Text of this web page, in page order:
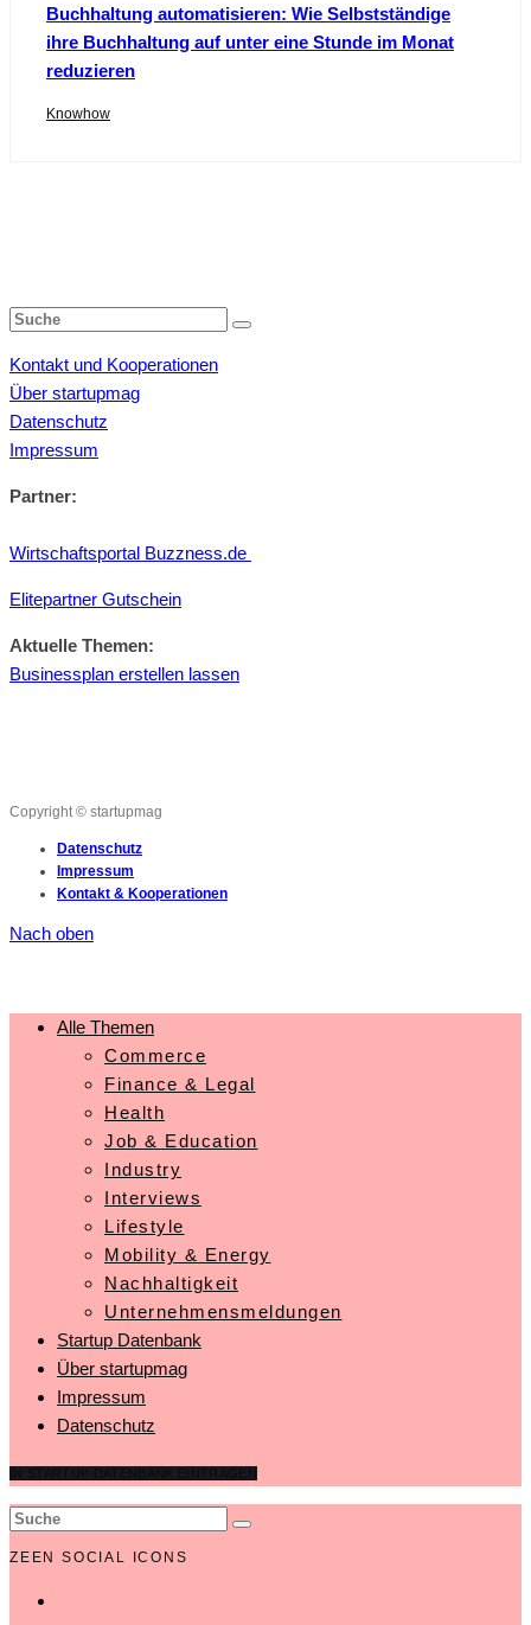
Buchhaltung automatisieren: Wie Selbstständige
ihre Buchhaltung auf unter eine Stunde im Monat
reduzieren
Knowhow
Kontakt und Kooperationen
Über startupmag
Datenschutz
Impressum
Partner:
Wirtschaftsportal Buzzness.de
Elitepartner Gutschein
Aktuelle Themen:
Businessplan erstellen lassen
Copyright © startupmag
Datenschutz
Impressum
Kontakt & Kooperationen
Nach oben
Alle Themen
Commerce
Finance & Legal
Health
Job & Education
Industry
Interviews
Lifestyle
Mobility & Energy
Nachhaltigkeit
Unternehmensmeldungen
Startup Datenbank
Über startupmag
Impressum
Datenschutz
ZEEN SOCIAL ICONS